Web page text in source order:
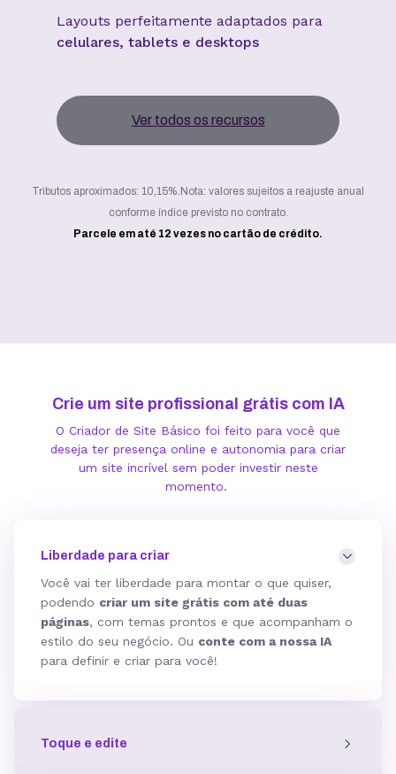
Layouts perfeitamente adaptados para
celulares, tablets e desktops
Ver todos os recursos
Tributos aproximados: 10,15%. Nota: valores sujeitos a reajuste anual
conforme índice previsto no contrato.
Parcele em até 12 vezes no cartão de crédito.
Crie um site profissional grátis com IA
O Criador de Site Básico foi feito para você que
deseja ter presença online e autonomia para criar
um site incrível sem poder investir neste
momento.
Liberdade para criar
Você vai ter liberdade para montar o que quiser,
podendo criar um site grátis com até duas
páginas, com temas prontos e que acompanham o
estilo do seu negócio. Ou conte com a nossa IA
para definir e criar para você!
Toque e edite